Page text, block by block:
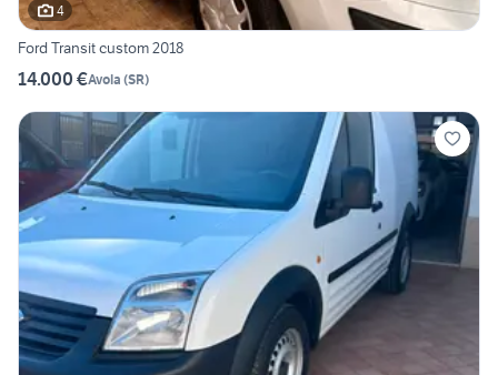
4
Ford Transit custom 2018
14.000 €Avola (SR)